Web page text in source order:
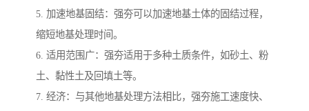
5. 加速地基固结：强夯可以加速地基土体的固结过程，
缩短地基处理时间。
6. 适用范围广：强夯适用于多种土质条件，如砂土、粉
土、黏性土及回填土等。
7. 经济：与其他地基处理方法相比，强夯施工速度快、